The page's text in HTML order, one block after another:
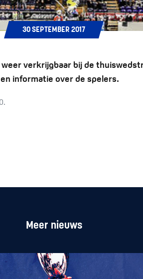
30 SEPTEMBER 2017
verkrijgbaar bij de
informatie over de spelers.
Meer nieuws